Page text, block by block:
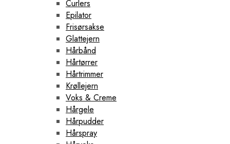
Curlers
Epilator
Frisørsakse
Glattejern
Hårbånd
Hårtørrer
Hårtrimmer
Krøllejern
Voks & Creme
Hårgele
Hårpudder
Hårspray